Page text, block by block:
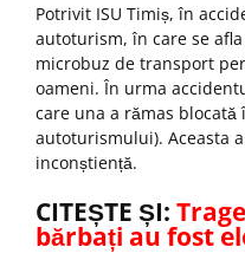
Potrivit ISU Timiș, în
autoturism, în care se
microbuz de transport
oameni. În urma
care una a rămas
autoturismului). Aceasta
inconștiență.
CITEȘTE ȘI:
bărbați au fost